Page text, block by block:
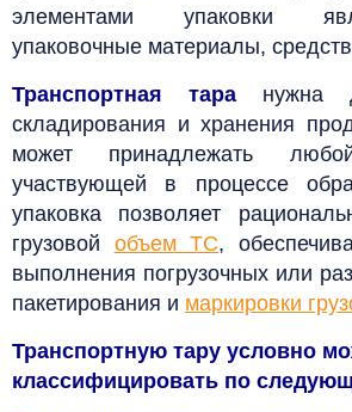
элементами упаковки
упаковочные материалы,
Транспортная тара нужна
складирования и хранения
может принадлежать
участвующей в процессе
упаковка позволяет
грузовой объем ТС,
выполнения погрузочных или
пакетирования и маркировки
Транспортную тару условно
классифицировать по